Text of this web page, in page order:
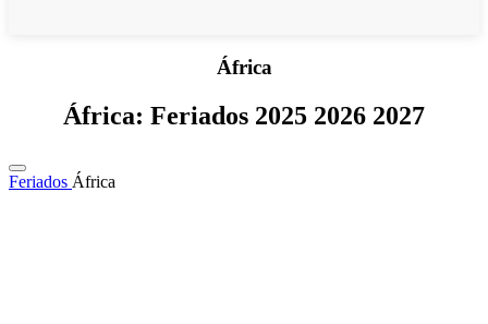
África
África: Feriados 2025 2026 2027
Feriados África